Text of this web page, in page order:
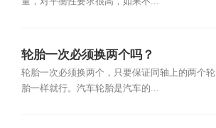
轮胎一次必须换两个吗？
轮胎一次必须换两个，只要保证同轴上的两个轮
胎一样就行。汽车轮胎是汽车的...